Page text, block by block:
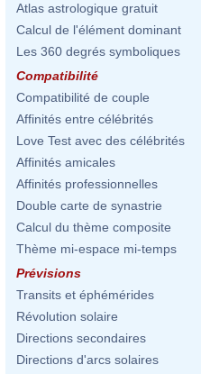
Atlas astrologique gratuit
Calcul de l'élément dominant
Les 360 degrés symboliques
Compatibilité
Compatibilité de couple
Affinités entre célébrités
Love Test avec des célébrités
Affinités amicales
Affinités professionnelles
Double carte de synastrie
Calcul du thème composite
Thème mi-espace mi-temps
Prévisions
Transits et éphémérides
Révolution solaire
Directions secondaires
Directions d'arcs solaires